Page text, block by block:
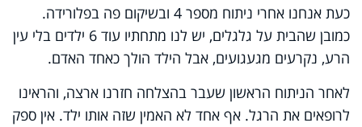
כעת אנחנו אחרי ניתוח מספר 4 ובשיקום פה בפלורידה.
כמובן שהבית על גלגלים, יש לנו מתחתיו עוד 6 ילדים בלי עין
הרע, נקרעים מגעגועים, אבל הילד הולך כאחד האדם.
לאחר הניתוח הראשון שעבר בהצלחה חזרנו ארצה, והראינו
לרופאים את הרגל. אף אחד לא האמין שזה אותו ילד. אין ספק